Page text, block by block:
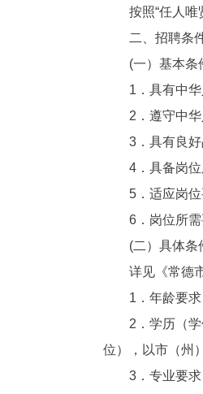
按照“任人唯
二、招聘条
(一）基本条
1．具有中
2．遵守中
3．具有良好
4．具备岗
5．适应岗位
6．岗位所需
(二）具体条
详见《常德
1．年龄要
2．学历（
位），以市（州
3．专业要